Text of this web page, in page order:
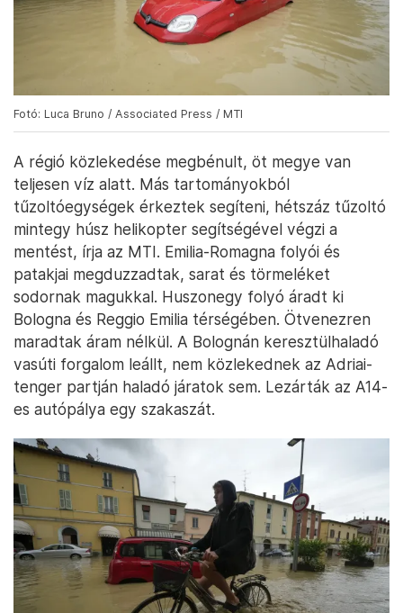
Fotó: Luca Bruno / Associated Press / MTI
A régió közlekedése megbénult, öt megye van
teljesen víz alatt. Más tartományokból
tűzoltóegységek érkeztek segíteni, hétszáz tűzoltó
mintegy húsz helikopter segítségével végzi a
mentést, írja az MTI. Emilia-Romagna folyói és
patakjai megduzzadtak, sarat és törmeléket
sodornak magukkal. Huszonegy folyó áradt ki
Bologna és Reggio Emilia térségében. Ötvenezren
maradtak áram nélkül. A Bolognán keresztülhaladó
vasúti forgalom leállt, nem közlekednek az Adriai-
tenger partján haladó járatok sem. Lezárták az A14-
es autópálya egy szakaszát.